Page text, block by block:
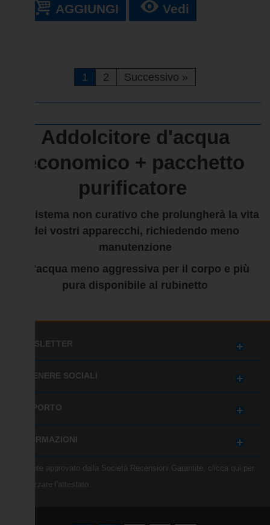
AGGIUNGI Vedi
1 2 Successivo »
Addolcitore d'acqua
economico + pacchetto
purificatore
Un sistema non curativo che prolungherà la vita
dei vostri apparecchi, richiedendo meno
manutenzione
un'acqua meno aggressiva per il corpo e più
pura disponibile al rubinetto
NEWSLETTER
OTTENERE SOCIALI
SUPPORTO
INFORMAZIONI
Mercante approvato dalla Società Recensioni Garantite, clicca qui per
visualizzare l'attestato